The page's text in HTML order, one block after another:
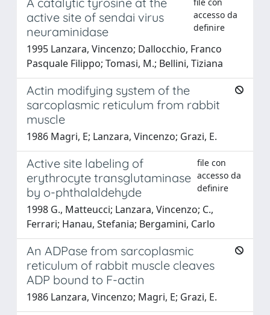
active site of sendai virus
neuraminidase
accesso da
definire
1995 Lanzara, Vincenzo; Dallocchio, Franco
Pasquale Filippo; Tomasi, M.; Bellini, Tiziana
Actin modifying system of the
sarcoplasmic reticulum from rabbit
muscle
1986 Magri, E; Lanzara, Vincenzo; Grazi, E.
Active site labeling of
erythrocyte transglutaminase
by o-phthalaldehyde
file con
accesso da
definire
1998 G., Matteucci; Lanzara, Vincenzo; C.,
Ferrari; Hanau, Stefania; Bergamini, Carlo
An ADPase from sarcoplasmic
reticulum of rabbit muscle cleaves
ADP bound to F-actin
1986 Lanzara, Vincenzo; Magri, E; Grazi, E.